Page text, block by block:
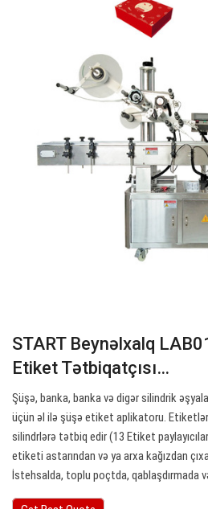
START Beynəlxalq
Etiket Tətbiqatçısı…
Şüşə, banka, banka və digər silindrik
üçün əl ilə şüşə etiket aplikatoru.
silindrlərə tətbiq edir (13 Etiket
etiketi astarından və ya arxa kağızdan
İstehsalda, toplu poçtda, qablaşdırmada